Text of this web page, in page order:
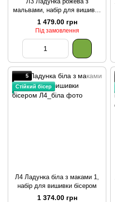
мальвами, набір для вишивки
бісером
1 479.00 грн
Під замовлення
5
Стійкий бісер
Л4 Ладунка біла з маками 1,
набір для вишивки бісером
1 374.00 грн